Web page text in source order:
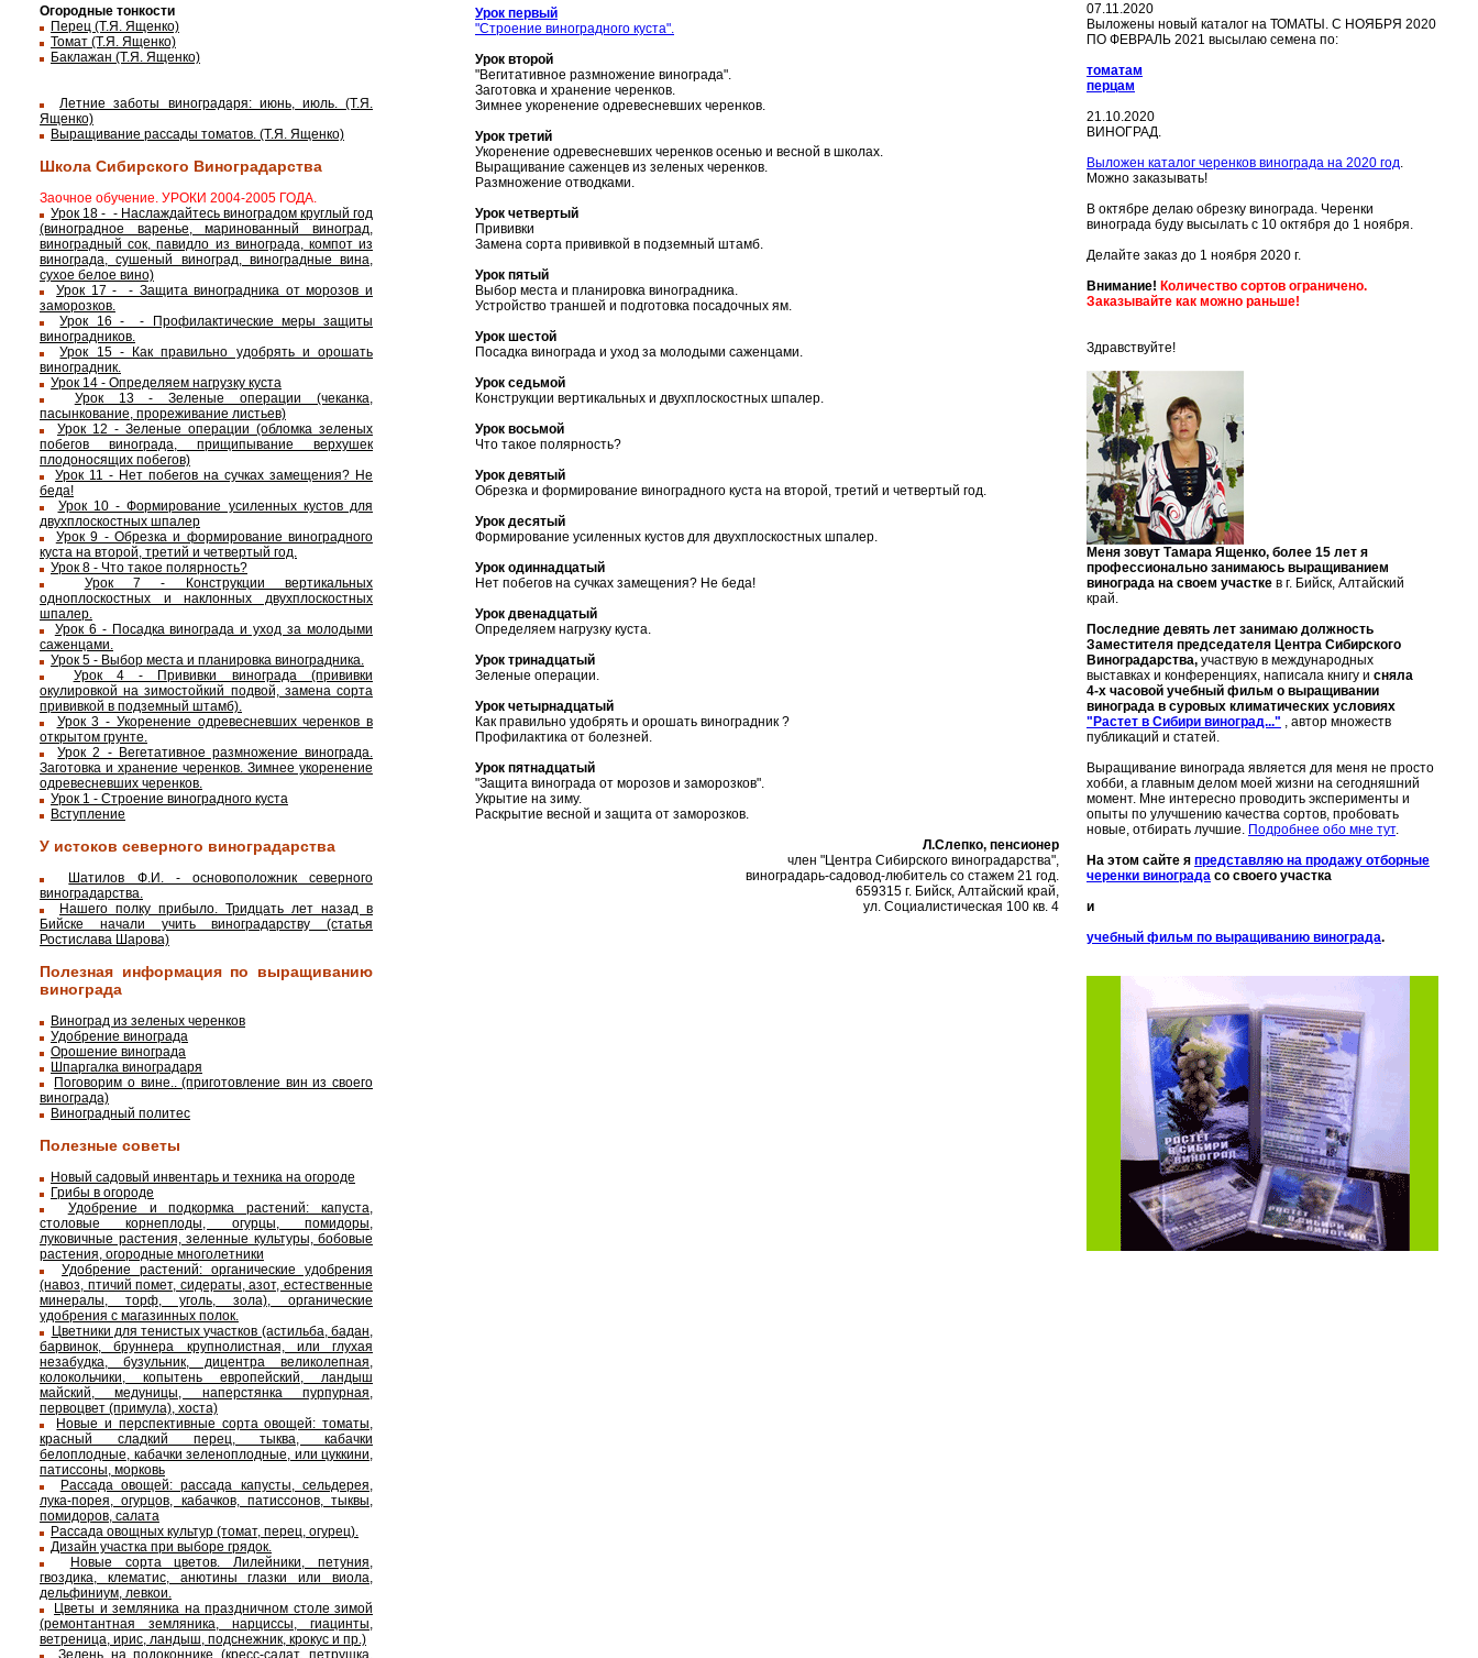
Огородные тонкости
Перец (Т.Я. Ященко)
Томат (Т.Я. Ященко)
Баклажан (Т.Я. Ященко)
Летние заботы виноградаря: июнь, июль. (Т.Я.
Ященко)
Выращивание рассады томатов. (Т.Я. Ященко)
Школа Сибирского Виноградарства
Заочное обучение. УРОКИ 2004-2005 ГОДА.
Урок 18 - - Наслаждайтесь виноградом круглый год
(виноградное варенье, маринованный виноград,
виноградный сок, павидло из винограда, компот из
винограда, сушеный виноград, виноградные вина,
сухое белое вино)
Урок 17 - - Защита виноградника от морозов и
заморозков.
Урок 16 - - Профилактические меры защиты
виноградников.
Урок 15 - Как правильно удобрять и орошать
виноградник.
Урок 14 - Определяем нагрузку куста
Урок 13 - Зеленые операции (чеканка,
пасынкование, прореживание листьев)
Урок 12 - Зеленые операции (обломка зеленых
побегов винограда, прищипывание верхушек
плодоносящих побегов)
Урок 11 - Нет побегов на сучках замещения? Не
беда!
Урок 10 - Формирование усиленных кустов для
двухплоскостных шпалер
Урок 9 - Обрезка и формирование виноградного
куста на второй, третий и четвертый год.
Урок 8 - Что такое полярность?
Урок 7 - Конструкции вертикальных
одноплоскостных и наклонных двухплоскостных
шпалер.
Урок 6 - Посадка винограда и уход за молодыми
саженцами.
Урок 5 - Выбор места и планировка виноградника.
Урок 4 - Прививки винограда (прививки
окулировкой на зимостойкий подвой, замена сорта
прививкой в подземный штамб).
Урок 3 - Укоренение одревесневших черенков в
открытом грунте.
Урок 2 - Вегетативное размножение винограда.
Заготовка и хранение черенков. Зимнее укоренение
одревесневших черенков.
Урок 1 - Строение виноградного куста
Вступление
У истоков северного виноградарства
Шатилов Ф.И. - основоположник северного
виноградарства.
Нашего полку прибыло. Тридцать лет назад в
Бийске начали учить виноградарству (статья
Ростислава Шарова)
Полезная информация по выращиванию
винограда
Виноград из зеленых черенков
Удобрение винограда
Орошение винограда
Шпаргалка виноградаря
Поговорим о вине.. (приготовление вин из своего
винограда)
Виноградный политес
Полезные советы
Новый садовый инвентарь и техника на огороде
Грибы в огороде
Удобрение и подкормка растений: капуста,
столовые корнеплоды, огурцы, помидоры,
луковичные растения, зеленные культуры, бобовые
растения, огородные многолетники
Удобрение растений: органические удобрения
(навоз, птичий помет, сидераты, азот, естественные
минералы, торф, уголь, зола), органические
удобрения с магазинных полок.
Цветники для тенистых участков (астильба, бадан,
барвинок, бруннера крупнолистная, или глухая
незабудка, бузульник, дицентра великолепная,
колокольчики, копытень европейский, ландыш
майский, медуницы, наперстянка пурпурная,
первоцвет (примула), хоста)
Новые и перспективные сорта овощей: томаты,
красный сладкий перец, тыква, кабачки
белоплодные, кабачки зеленоплодные, или цуккини,
патиссоны, морковь
Рассада овощей: рассада капусты, сельдерея,
лука-порея, огурцов, кабачков, патиссонов, тыквы,
помидоров, салата
Рассада овощных культур (томат, перец, огурец).
Дизайн участка при выборе грядок.
Новые сорта цветов. Лилейники, петуния,
гвоздика, клематис, анютины глазки или виола,
дельфиниум, левкои.
Цветы и земляника на праздничном столе зимой
(ремонтантная земляника, нарциссы, гиацинты,
ветреница, ирис, ландыш, подснежник, крокус и пр.)
Урок первый
"Строение виноградного куста".
Урок второй
"Вегитативное размножение винограда".
Заготовка и хранение черенков.
Зимнее укоренение одревесневших черенков.
Урок третий
Укоренение одревесневших черенков осенью и весной в школах.
Выращивание саженцев из зеленых черенков.
Размножение отводками.
Урок четвертый
Прививки
Замена сорта прививкой в подземный штамб.
Урок пятый
Выбор места и планировка виноградника.
Устройство траншей и подготовка посадочных ям.
Урок шестой
Посадка винограда и уход за молодыми саженцами.
Урок седьмой
Конструкции вертикальных и двухплоскостных шпалер.
Урок восьмой
Что такое полярность?
Урок девятый
Обрезка и формирование виноградного куста на второй, третий и четвертый год.
Урок десятый
Формирование усиленных кустов для двухплоскостных шпалер.
Урок одиннадцатый
Нет побегов на сучках замещения? Не беда!
Урок двенадцатый
Определяем нагрузку куста.
Урок тринадцатый
Зеленые операции.
Урок четырнадцатый
Как правильно удобрять и орошать виноградник ?
Профилактика от болезней.
Урок пятнадцатый
"Защита винограда от морозов и заморозков".
Укрытие на зиму.
Раскрытие весной и защита от заморозков.
Л.Слепко, пенсионер
член "Центра Сибирского виноградарства",
виноградарь-садовод-любитель со стажем 21 год.
659315 г. Бийск, Алтайский край,
ул. Социалистическая 100 кв. 4
07.11.2020
Выложены новый каталог на ТОМАТЫ. С НОЯБРЯ 2020
ПО ФЕВРАЛЬ 2021 высылаю семена по:
томатам
перцам
21.10.2020
ВИНОГРАД.
Выложен каталог черенков винограда на 2020 год.
Можно заказывать!
В октябре делаю обрезку винограда. Черенки
винограда буду высылать с 10 октября до 1 ноября.
Делайте заказ до 1 ноября 2020 г.
Внимание! Количество сортов ограничено.
Заказывайте как можно раньше!
Здравствуйте!
Меня зовут Тамара Ященко, более 15 лет я
профессионально занимаюсь выращиванием
винограда на своем участке в г. Бийск, Алтайский
край.
Последние девять лет занимаю должность
Заместителя председателя Центра Сибирского
Виноградарства, участвую в международных
выставках и конференциях, написала книгу и сняла
4-х часовой учебный фильм о выращивании
винограда в суровых климатических условиях
"Растет в Сибири виноград..." , автор множеств
публикаций и статей.
Выращивание винограда является для меня не просто
хобби, а главным делом моей жизни на сегодняшний
момент. Мне интересно проводить эксперименты и
опыты по улучшению качества сортов, пробовать
новые, отбирать лучшие. Подробнее обо мне тут.
На этом сайте я представляю на продажу отборные
черенки винограда со своего участка
и
учебный фильм по выращиванию винограда.